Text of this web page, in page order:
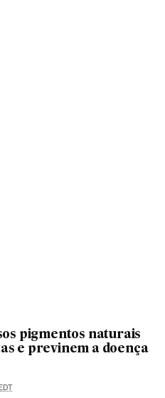
pigmentos naturais
e previnem a doença
EDT